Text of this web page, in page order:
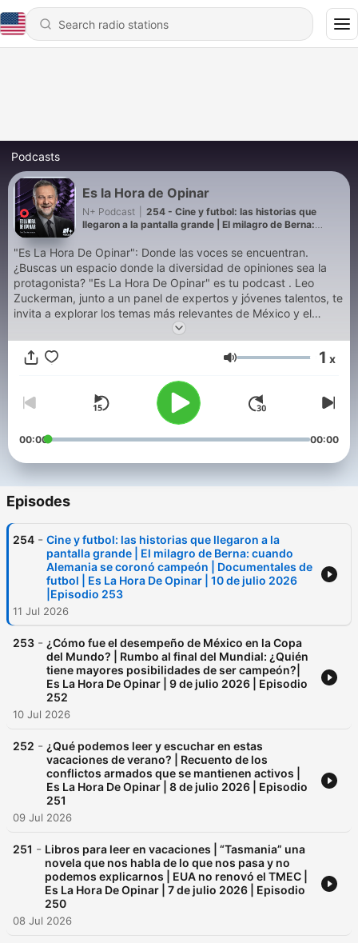
Podcasts
Es la Hora de Opinar
N+ Podcast
254 - Cine y futbol: las historias que
llegaron a la pantalla grande | El milagro de Berna:
de futbol | Es La Hora De Opinar | 10 de julio 2026
|Episodio 253
"Es La Hora De Opinar": Donde las voces se encuentran.
¿Buscas un espacio donde la diversidad de opiniones sea la
protagonista? "Es La Hora De Opinar" es tu podcast . Leo
Zuckerman, junto a un panel de expertos y jóvenes talentos, te
invita a explorar los temas más relevantes de México y el
mundo. Desde la política y la economía, hasta la ciencia, la
sociedad, la literatura y el entretenimiento, cada mesa de
opinión es un mosaico de perspectivas. Encuentra "Es La Hora
Volume 1 x
00:00 00:00
Episodes
254 - Cine y futbol: las historias que llegaron a la
pantalla grande | El milagro de Berna: cuando
Alemania se coronó campeón | Documentales de
futbol | Es La Hora De Opinar | 10 de julio 2026
|Episodio 253
11 Jul 2026
253 - ¿Cómo fue el desempeño de México en la Copa
del Mundo? | Rumbo al final del Mundial: ¿Quién
tiene mayores posibilidades de ser campeón?|
Es La Hora De Opinar | 9 de julio 2026 | Episodio
252
10 Jul 2026
252 - ¿Qué podemos leer y escuchar en estas
vacaciones de verano? | Recuento de los
conflictos armados que se mantienen activos |
Es La Hora De Opinar | 8 de julio 2026 | Episodio
251
09 Jul 2026
251 - Libros para leer en vacaciones | “Tasmania” una
novela que nos habla de lo que nos pasa y no
podemos explicarnos | EUA no renovó el TMEC |
Es La Hora De Opinar | 7 de julio 2026 | Episodio
250
08 Jul 2026